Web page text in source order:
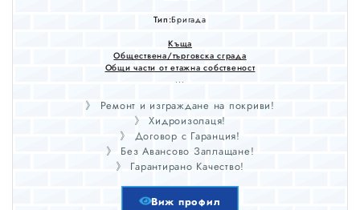
Тип:Бригада
Къща
Обществена/търговска сграда
Общи части от етажна собственост
...
》 Ремонт и изграждане на покриви!
》 Хидроизолаця!
》 Договор с Гаранция!
》 Без Авансово Заплащане!
》 Гарантирано Качество!
Виж профил